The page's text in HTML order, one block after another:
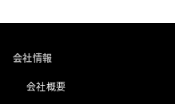
会社情報
会社概要